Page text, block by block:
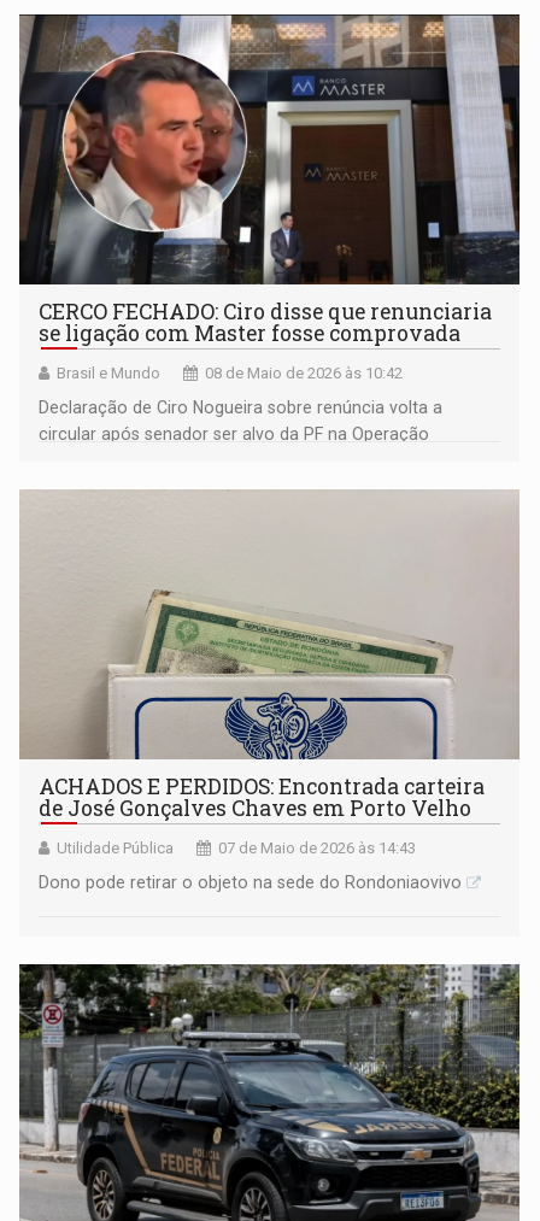
CERCO FECHADO: Ciro disse que renunciaria
se ligação com Master fosse comprovada
Brasil e Mundo 08 de Maio de 2026 às 10:42
Declaração de Ciro Nogueira sobre renúncia volta a
circular após senador ser alvo da PF na Operação
ACHADOS E PERDIDOS: Encontrada carteira
de José Gonçalves Chaves em Porto Velho
Utilidade Pública 07 de Maio de 2026 às 14:43
Dono pode retirar o objeto na sede do Rondoniaovivo